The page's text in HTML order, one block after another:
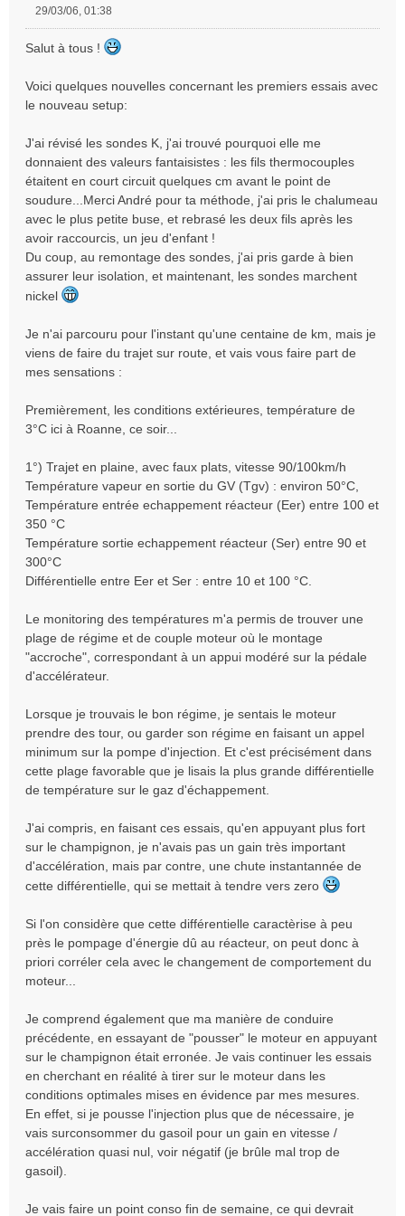
s
a
g
n
l
u
29/03/06, 01:38
Salut à tous !
Voici quelques nouvelles concernant les premiers essais avec
le nouveau setup:
J'ai révisé les sondes K, j'ai trouvé pourquoi elle me
donnaient des valeurs fantaisistes : les fils thermocouples
étaitent en court circuit quelques cm avant le point de
soudure...Merci André pour ta méthode, j'ai pris le chalumeau
avec le plus petite buse, et rebrasé les deux fils après les
avoir raccourcis, un jeu d'enfant !
Du coup, au remontage des sondes, j'ai pris garde à bien
assurer leur isolation, et maintenant, les sondes marchent
nickel
Je n'ai parcouru pour l'instant qu'une centaine de km, mais je
viens de faire du trajet sur route, et vais vous faire part de
mes sensations :
Premièrement, les conditions extérieures, température de
3°C ici à Roanne, ce soir...
1°) Trajet en plaine, avec faux plats, vitesse 90/100km/h
Température vapeur en sortie du GV (Tgv) : environ 50°C,
Température entrée echappement réacteur (Eer) entre 100 et
350 °C
Température sortie echappement réacteur (Ser) entre 90 et
300°C
Différentielle entre Eer et Ser : entre 10 et 100 °C.
Le monitoring des températures m'a permis de trouver une
plage de régime et de couple moteur où le montage
"accroche", correspondant à un appui modéré sur la pédale
d'accélérateur.
Lorsque je trouvais le bon régime, je sentais le moteur
prendre des tour, ou garder son régime en faisant un appel
minimum sur la pompe d'injection. Et c'est précisément dans
cette plage favorable que je lisais la plus grande différentielle
de température sur le gaz d'échappement.
J'ai compris, en faisant ces essais, qu'en appuyant plus fort
sur le champignon, je n'avais pas un gain très important
d'accélération, mais par contre, une chute instantannée de
cette différentielle, qui se mettait à tendre vers zero
Si l'on considère que cette différentielle caractèrise à peu
près le pompage d'énergie dû au réacteur, on peut donc à
priori corréler cela avec le changement de comportement du
moteur...
Je comprend également que ma manière de conduire
précédente, en essayant de "pousser" le moteur en appuyant
sur le champignon était erronée. Je vais continuer les essais
en cherchant en réalité à tirer sur le moteur dans les
conditions optimales mises en évidence par mes mesures.
En effet, si je pousse l'injection plus que de nécessaire, je
vais surconsommer du gasoil pour un gain en vitesse /
accélération quasi nul, voir négatif (je brûle mal trop de
gasoil).
Je vais faire un point conso fin de semaine, ce qui devrait